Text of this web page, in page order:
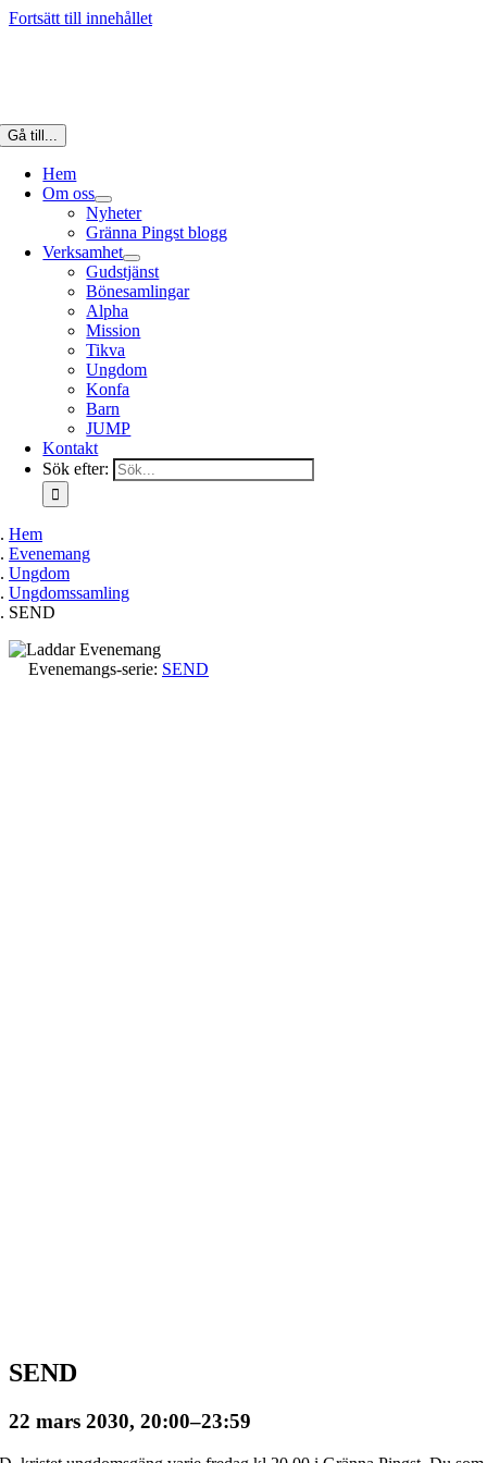
Fortsätt till innehållet
Gå till...
Hem
Om oss
Nyheter
Gränna Pingst blogg
Verksamhet
Gudstjänst
Bönesamlingar
Alpha
Mission
Tikva
Ungdom
Konfa
Barn
JUMP
Kontakt
Sök efter:
Hem
Evenemang
Ungdom
Ungdomssamling
SEND
Evenemangs-serie: SEND
SEND
22 mars 2030, 20:00–23:59